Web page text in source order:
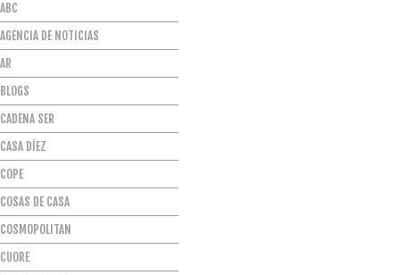
ABC
AGENCIA DE NOTICIAS
AR
BLOGS
CADENA SER
CASA DÍEZ
COPE
COSAS DE CASA
COSMOPOLITAN
CUORE